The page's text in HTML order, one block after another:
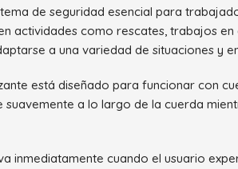
de seguridad esencial para
actividades como rescates, trabajos
a una variedad de situaciones y
está diseñado para funcionar con
a lo largo de la cuerda
inmediatamente cuando el usuario